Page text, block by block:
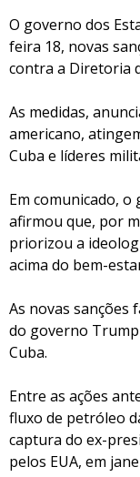
O governo dos
feira 18, novas
contra a Diretoria
As medidas,
americano,
Cuba e líderes
Em comunicado,
afirmou que, por
priorizou a
acima do bem-
As novas sanções
do governo
Cuba.
Entre as ações
fluxo de petróleo
captura do ex-
pelos EUA, em